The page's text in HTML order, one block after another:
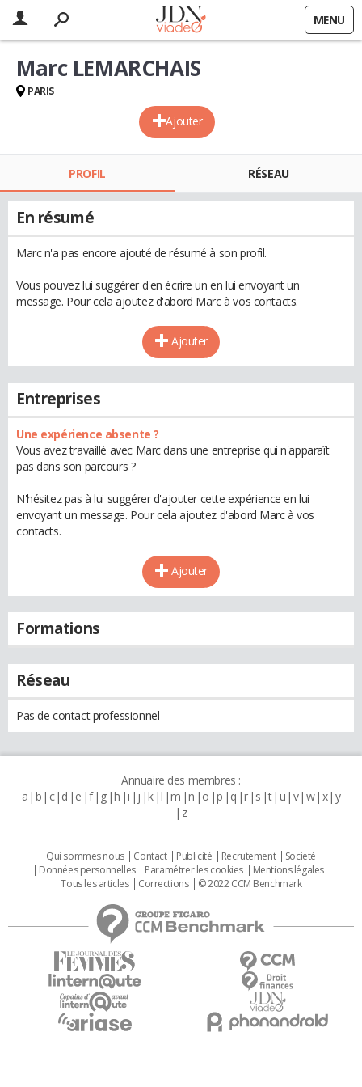
MENU
Ajouter
Marc LEMARCHAIS
PARIS
PROFIL RÉSEAU
En résumé
Marc n'a pas encore ajouté de résumé à son profil.
Vous pouvez lui suggérer d'en écrire un en lui envoyant un
message. Pour cela ajoutez d'abord Marc à vos contacts.
Ajouter
Entreprises
Une expérience absente ?
Vous avez travaillé avec Marc dans une entreprise qui n'apparaît
pas dans son parcours ?
N'hésitez pas à lui suggérer d'ajouter cette expérience en lui
envoyant un message. Pour cela ajoutez d'abord Marc à vos
contacts.
Ajouter
Formations
Réseau
Pas de contact professionnel
Annuaire des membres :
a b c d e f g h i j k l m n o p q r s t u v w x y
z
Qui sommes nous Contact Publicité Recrutement
Societé
Données personnelles
Paramétrer les cookies
Mentions légales
Tous les articles
Corrections © 2022 CCM Benchmark